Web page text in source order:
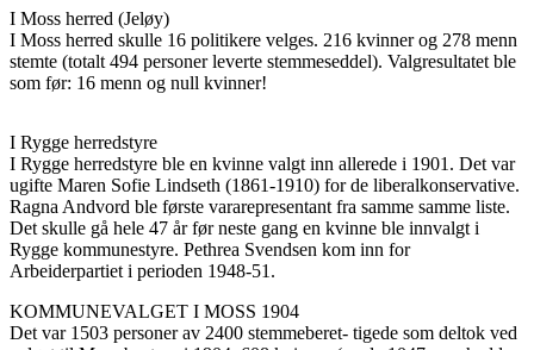
I Moss herred (Jeløy)
I Moss herred skulle 16 politikere velges. 216 kvinner og 278 menn
stemte (totalt 494 personer leverte stemmeseddel). Valgresultatet ble
som før: 16 menn og null kvinner!
I Rygge herredstyre
I Rygge herredstyre ble en kvinne valgt inn allerede i 1901. Det var
ugifte Maren Sofie Lindseth (1861-1910) for de liberalkonservative.
Ragna Andvord ble første vararepresentant fra samme samme liste.
Det skulle gå hele 47 år før neste gang en kvinne ble innvalgt i
Rygge kommunestyre. Pethrea Svendsen kom inn for
Arbeiderpartiet i perioden 1948-51.
KOMMUNEVALGET I MOSS 1904
Det var 1503 personer av 2400 stemmeberet- tigede som deltok ved